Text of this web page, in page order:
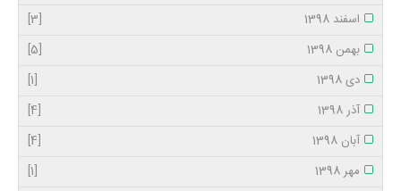
اسفند 1398
[3]
بهمن 1398
[5]
دی 1398
[1]
آذر 1398
[4]
آبان 1398
[4]
مهر 1398
[1]